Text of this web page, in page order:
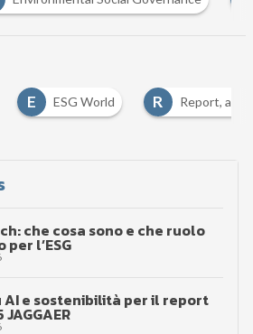
R
Report, analisi e ricerche
che cosa sono e che ruolo
l’ESG
AI e sostenibilità per il report
JAGGAER